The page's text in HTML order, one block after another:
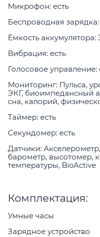
Микрофон: есть
Беспроводная зарядка:
Ёмкость аккумулятора:
Вибрация: есть
Голосовое управление:
Мониторинг: Пульса,
ЭКГ, биоимпедансный
сна, калорий,
Таймер: есть
Секундомер: есть
Датчики:
барометр, высотомер,
температуры, BioActive
Комплектация:
Умные часы
Зарядное устройство